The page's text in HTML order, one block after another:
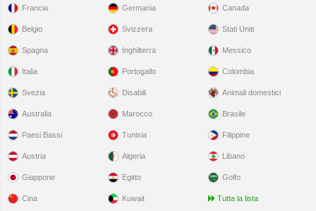
Francia
Belgio
Spagna
Italia
Svezia
Germania
Svizzera
Inghilterra
Portogallo
Disabili
Canada
Stati Uniti
Messico
Colombia
Animali domestici
Australia
Paesi Bassi
Austria
Giappone
Cina
Marocco
Tunisia
Algeria
Egitto
Kuwait
Brasile
Filippine
Libano
Golfo
Tutta la lista